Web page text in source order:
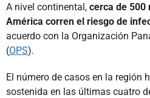
A nivel continental, cerca de 500
América corren el riesgo de
acuerdo con la Organización
(OPS).
El número de casos en la región
sostenida en las últimas cuatro